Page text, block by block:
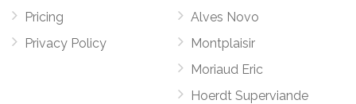
Pricing
Privacy Policy
Alves Novo
Montplaisir
Moriaud Eric
Hoerdt Superviande